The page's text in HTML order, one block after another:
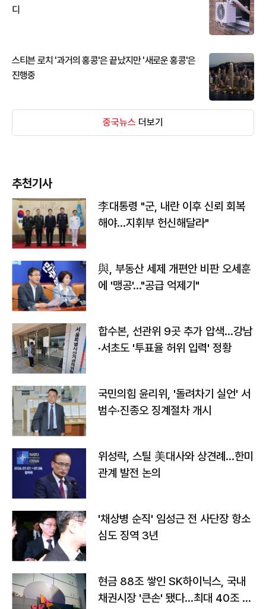
디
스티븐 로치 '과거의 홍콩'은 끝났지만 '새로운 홍콩'은
진행중
중국뉴스 더보기
추천기사
李대통령 "군, 내란 이후 신뢰 회복
해야…지휘부 헌신해달라"
與, 부동산 세제 개편안 비판 오세훈
에 '맹공'…"공급 억제기"
합수본, 선관위 9곳 추가 압색…강남
·서초도 '투표율 허위 입력' 정황
국민의힘 윤리위, '돌려차기 실언' 서
범수·진종오 징계절차 개시
위성락, 스틸 美대사와 상견례…한미
관계 발전 논의
'채상병 순직' 임성근 전 사단장 항소
심도 징역 3년
현금 88조 쌓인 SK하이닉스, 국내
채권시장 '큰손' 됐다…최대 40조 투